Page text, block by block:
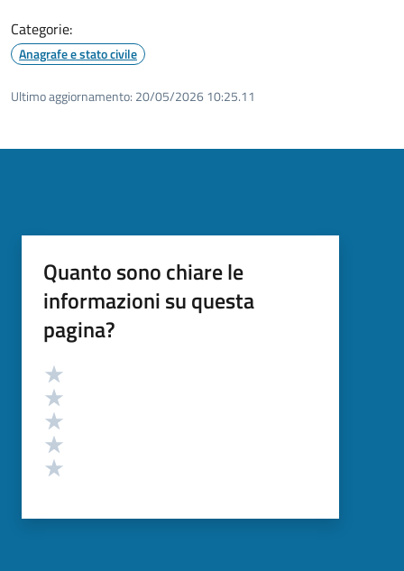
Categorie:
Anagrafe e stato civile
Ultimo aggiornamento: 20/05/2026 10:25.11
Quanto sono chiare le
informazioni su questa
pagina?
Valutazione